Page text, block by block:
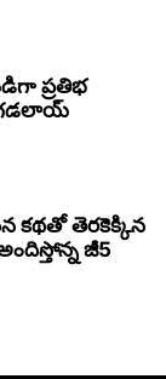
ప్రతిభ
గడలాయ్
కథతో తెరకెక్కిన
జీ5